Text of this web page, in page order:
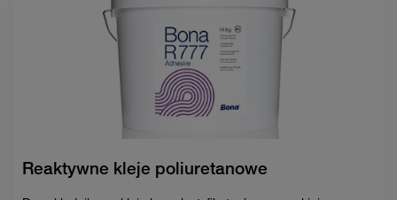
Reaktywne kleje poliuretanowe